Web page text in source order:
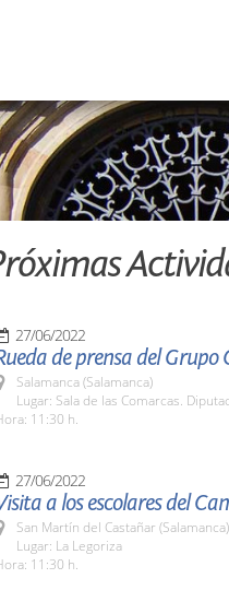
27/06/2022
de prensa del
Salamanca (Salamanca)
Lugar: Sala de las Comarcas.
11:30 h.
27/06/2022
a los escolares del
San Martín del Castañar (Salamanca)
Lugar: La Legoriza
11:30 h.